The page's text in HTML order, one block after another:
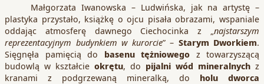
Małgorzata Iwanowska – Ludwińska, jak na artystę –
plastyka przystało, książkę o ojcu pisała obrazami, wspaniale
oddając atmosferę dawnego Ciechocinka z „ najstarszym
reprezentacyjnym budynkiem w kurorcie” – Starym Dworkiem.
Sięgnęła pamięcią do basenu tężniowego z towarzyszącą
budowlą w kształcie okrętu, do pijalni wód mineralnych z
kranami z podgrzewaną mineralką, do holu dworca